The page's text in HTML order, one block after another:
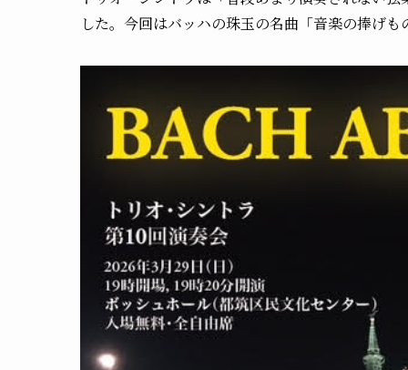
した。今回はバッハの珠玉の名曲「音楽の捧げ